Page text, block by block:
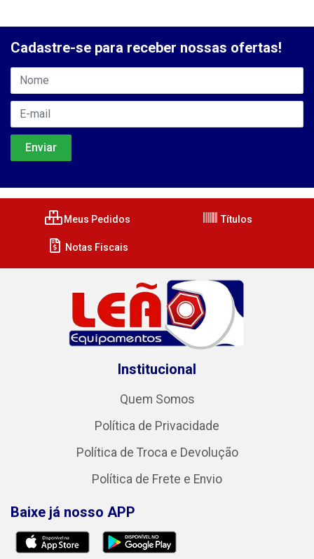
Cadastre-se para receber nossas ofertas!
Meus Pedidos Títulos
Notas Fiscais
Institucional
Quem Somos
Política de Privacidade
Política de Troca e Devolução
Política de Frete e Envio
Baixe já nosso APP